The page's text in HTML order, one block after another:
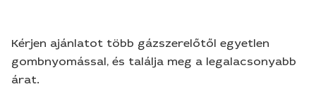
Kérjen ajánlatot több gázszerelőtől egyetlen
gombnyomással, és találja meg a legalacsonyabb
árat.